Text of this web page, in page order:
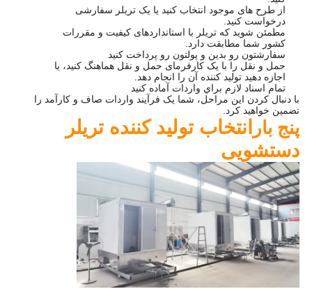
از طرح های موجود انتخاب کنید یا یک تریلر سفارشی
درخواست کنید.
مطمئن شوید که تریلر با استانداردهای کیفیت و مقررات
کشور شما مطابقت دارد.
سفارشتون رو بدين و پولتون رو پرداخت کنيد
حمل و نقل را با یک کارفرمای حمل و نقل هماهنگ کنید، یا
اجازه دهید تولید کننده آن را انجام دهد.
تمام اسناد لازم براي واردات آماده کنيد
با دنبال کردن این مراحل، شما یک فرآیند واردات صاف و کارآمد را
تضمین خواهید کرد.
پنج بار انتخاب تولید کننده تریلر
دستشویی